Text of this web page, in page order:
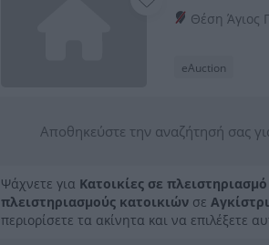
Θέση Άγιος
eAuction
Αποθηκεύστε την αναζήτησή σας
Ψάχνετε για Κατοικίες σε πλειστηριασμό
πλειστηριασμούς κατοικιών σεΑγκίστρι
περιορίσετε τα ακίνητα και να επιλέξετε